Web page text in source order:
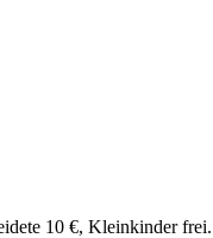
10 €, Kleinkinder frei.